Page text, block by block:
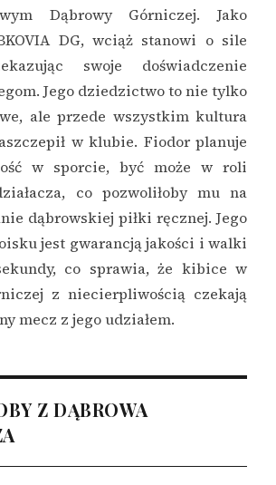
Dąbrowy Górniczej. Jako
DG, wciąż stanowi o sile
swoje doświadczenie
Jego dziedzictwo to nie tylko
ale przede wszystkim kultura
w klubie. Fiodor planuje
w sporcie, być może w roli
co pozwoliłoby mu na
dąbrowskiej piłki ręcznej. Jego
jest gwarancją jakości i walki
co sprawia, że kibice w
z niecierpliwością czekają
mecz z jego udziałem.
Z DĄBROWA